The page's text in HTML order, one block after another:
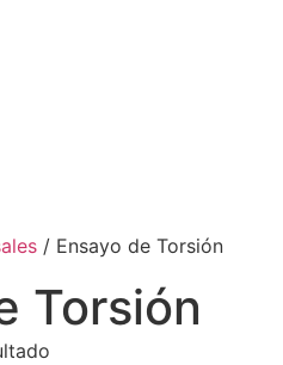
/ Ensayo de Torsión
Torsión